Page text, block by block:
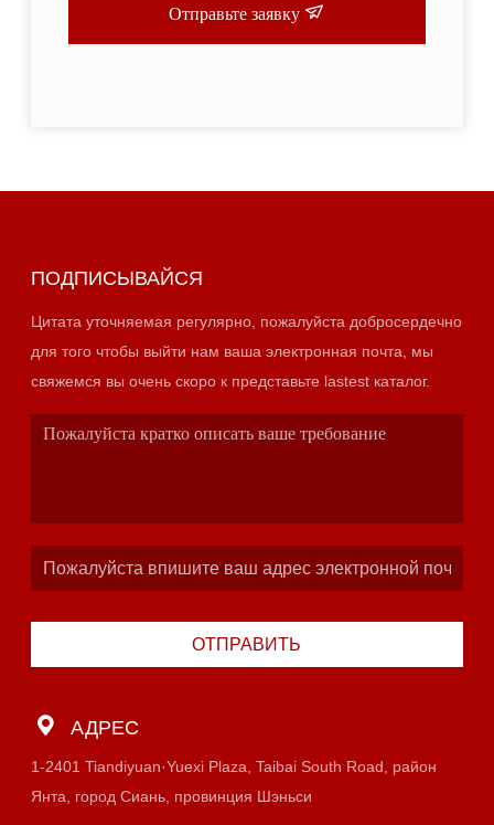
Отправьте заявку
ПОДПИСЫВАЙСЯ
Цитата уточняемая регулярно, пожалуйста добросердечно
для того чтобы выйти нам ваша электронная почта, мы
свяжемся вы очень скоро к представьте lastest каталог.
ОТПРАВИТЬ
АДРЕС
1-2401 Tiandiyuan·Yuexi Plaza, Taibai South Road, район
Янта, город Сиань, провинция Шэньси